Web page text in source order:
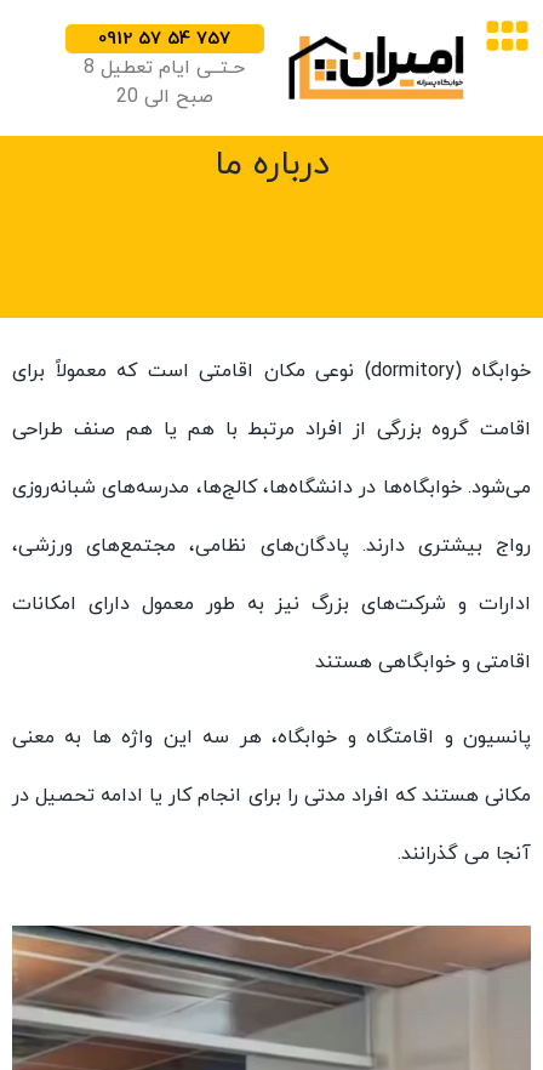
0912 57 54 757
حـتــی ایام تعطیل 8
صبح الی 20
خوابگاه (dormitory) نوعی مکان اقامتی است که معمولاً برای
از افراد مرتبط با هم یا هم صنف طراحی
دانشگاه‌ها، کالج‌ها، مدرسه‌های شبانه‌روزی
پادگان‌های نظامی، مجتمع‌های ورزشی،
بزرگ نیز به طور معمول دارای امکانات
هستند
و خوابگاه، هر سه این واژه ها به معنی
مدتی را برای انجام کار یا ادامه تحصیل در